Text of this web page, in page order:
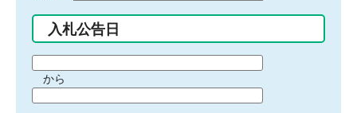
入札公告日
間から